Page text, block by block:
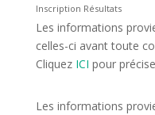
Inscription Résultats
Les informations
celles-ci avant toute
Cliquez ICI pour
Les informations